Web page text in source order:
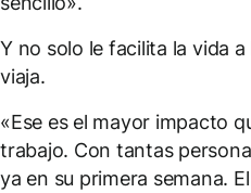
Y no solo le facilita la vida
viaja.
«Ese es el mayor impacto
trabajo. Con tantas
ya en su primera semana.